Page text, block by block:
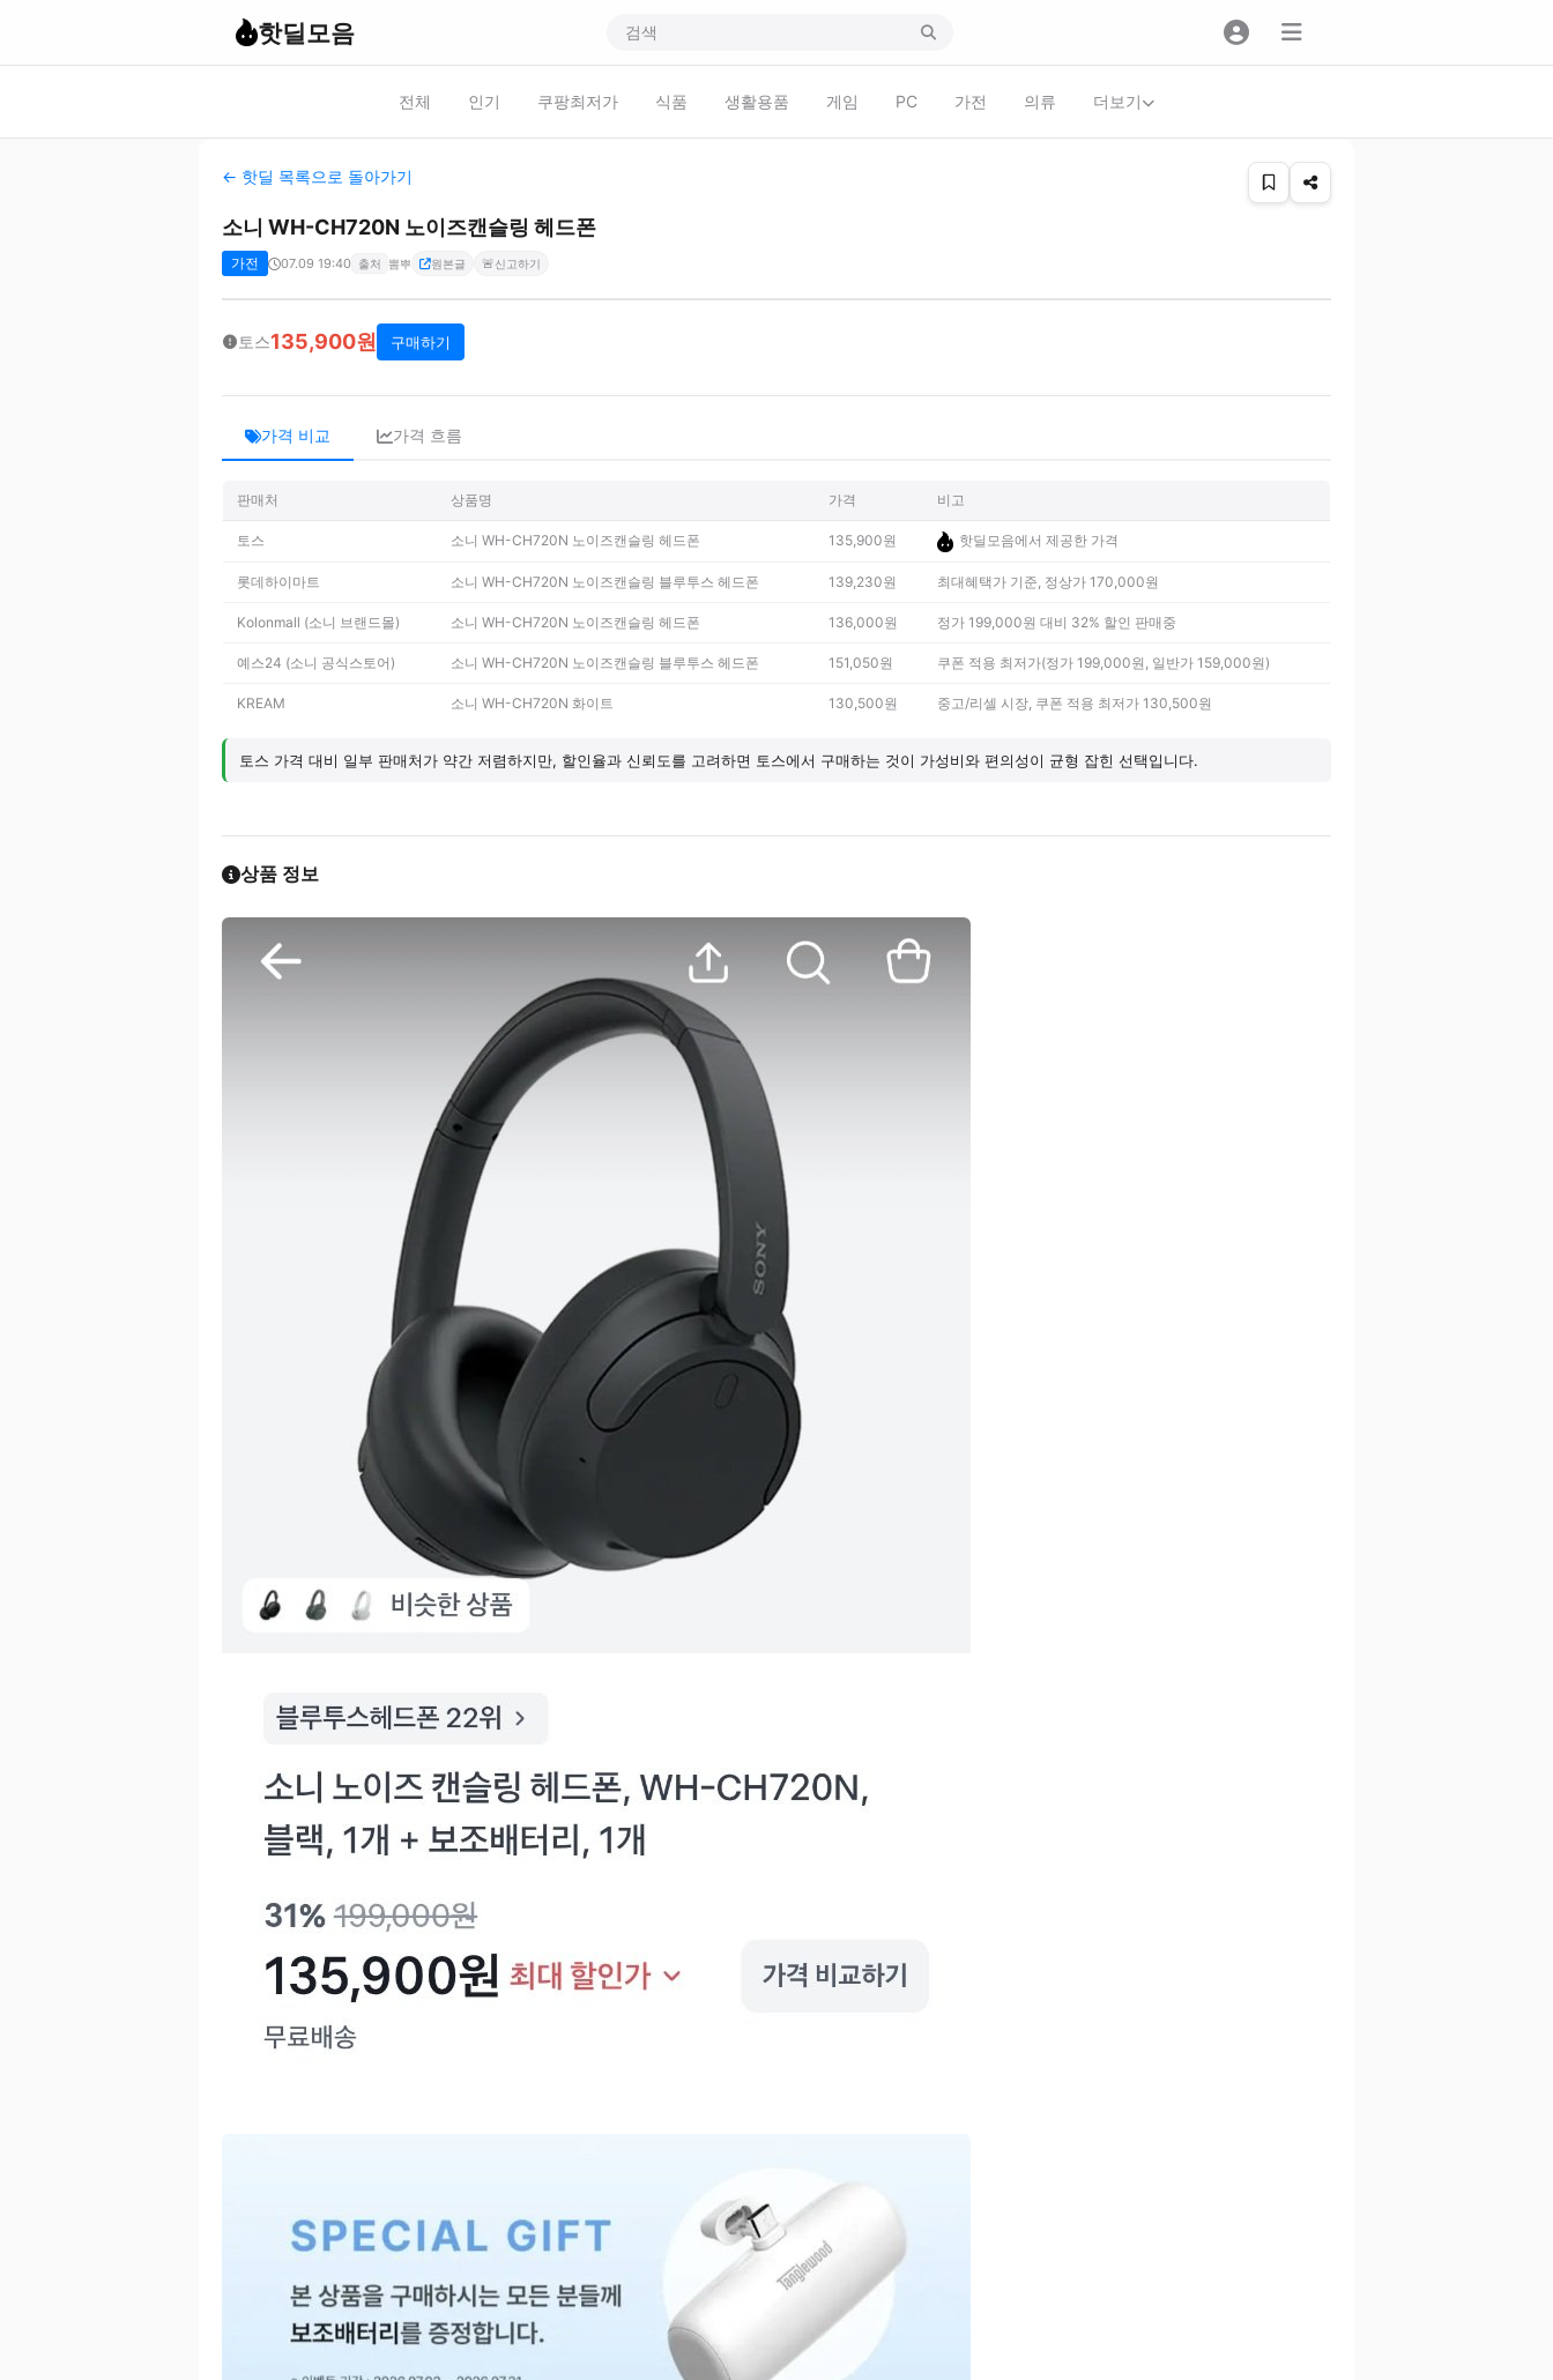
핫딜모음
전체 인기 쿠팡최저가 식품 생활용품 게임 PC 가전 의류 더보기
← 핫딜 목록으로 돌아가기
소니 WH-CH720N 노이즈캔슬링 헤드폰
가전 07.09 19:40 출처 뽐뿌 원본글 🚨신고하기
토스135,900원 구매하기
가격 비교 가격 흐름
판매처 상품명 가격 비고
토스 소니 WH-CH720N 노이즈캔슬링 헤드폰 135,900원 핫딜모음에서 제공한 가격
롯데하이마트 소니 WH-CH720N 노이즈캔슬링 블루투스 헤드폰 139,230원 최대혜택가 기준, 정상가 170,000원
Kolonmall (소니 브랜드몰) 소니 WH-CH720N 노이즈캔슬링 헤드폰 136,000원 정가 199,000원 대비 32% 할인 판매중
예스24 (소니 공식스토어) 소니 WH-CH720N 노이즈캔슬링 블루투스 헤드폰 151,050원 쿠폰 적용 최저가(정가 199,000원, 일반가 159,000원)
KREAM 소니 WH-CH720N 화이트 130,500원 중고/리셀 시장, 쿠폰 적용 최저가 130,500원
토스 가격 대비 일부 판매처가 약간 저렴하지만, 할인율과 신뢰도를 고려하면 토스에서 구매하는 것이 가성비와 편의성이 균형 잡힌 선택입니다.
상품 정보